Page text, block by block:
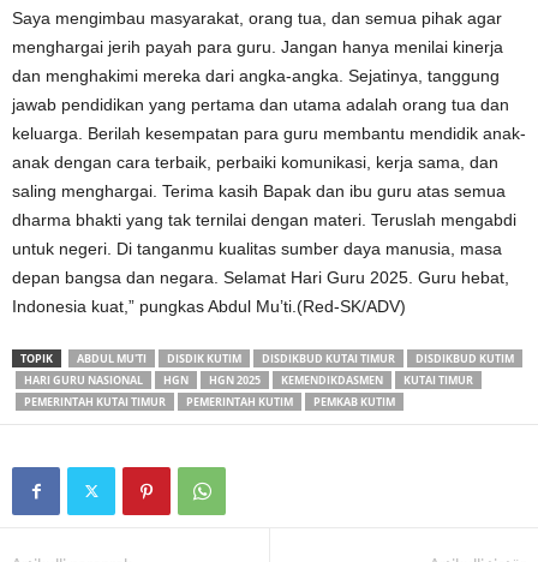
Saya mengimbau masyarakat, orang tua, dan semua pihak agar
menghargai jerih payah para guru. Jangan hanya menilai kinerja
dan menghakimi mereka dari angka-angka. Sejatinya, tanggung
jawab pendidikan yang pertama dan utama adalah orang tua dan
keluarga. Berilah kesempatan para guru membantu mendidik anak-
anak dengan cara terbaik, perbaiki komunikasi, kerja sama, dan
saling menghargai. Terima kasih Bapak dan ibu guru atas semua
dharma bhakti yang tak ternilai dengan materi. Teruslah mengabdi
untuk negeri. Di tanganmu kualitas sumber daya manusia, masa
depan bangsa dan negara. Selamat Hari Guru 2025. Guru hebat,
Indonesia kuat,” pungkas Abdul Mu’ti.(Red-SK/ADV)
TOPIK ABDUL MU'TI DISDIK KUTIM DISDIKBUD KUTAI TIMUR
DISDIKBUD KUTIM
HARI GURU NASIONAL
HGN HGN 2025 KEMENDIKDASMEN
KUTAI TIMUR
PEMERINTAH KUTAI TIMUR
PEMERINTAH KUTIM PEMKAB KUTIM